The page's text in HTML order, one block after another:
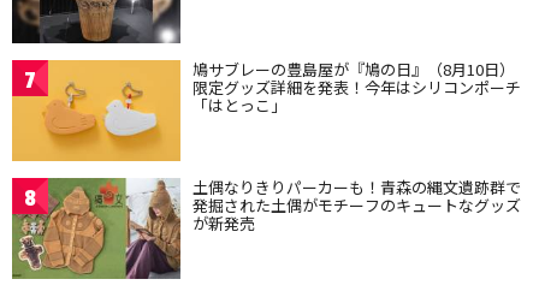
7 鳩サブレーの豊島屋が『鳩の日』（8月10日）
限定グッズ詳細を発表！今年はシリコンポーチ
「はとっこ」
8 土偶なりきりパーカーも！青森の縄文遺跡群で
発掘された土偶がモチーフのキュートなグッズ
が新発売